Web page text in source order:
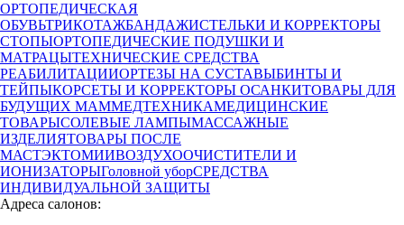
ОРТОПЕДИЧЕСКАЯ
ОБУВЬТРИКОТАЖБАНДАЖИСТЕЛЬКИ И КОРРЕКТОРЫ
СТОПЫОРТОПЕДИЧЕСКИЕ ПОДУШКИ И
МАТРАЦЫТЕХНИЧЕСКИЕ СРЕДСТВА
РЕАБИЛИТАЦИИОРТЕЗЫ НА СУСТАВЫБИНТЫ И
ТЕЙПЫКОРСЕТЫ И КОРРЕКТОРЫ ОСАНКИТОВАРЫ ДЛЯ
БУДУЩИХ МАММЕДТЕХНИКАМЕДИЦИНСКИЕ
ТОВАРЫСОЛЕВЫЕ ЛАМПЫМАССАЖНЫЕ
ИЗДЕЛИЯТОВАРЫ ПОСЛЕ
МАСТЭКТОМИИВОЗДУХООЧИСТИТЕЛИ И
ИОНИЗАТОРЫГоловной уборСРЕДСТВА
ИНДИВИДУАЛЬНОЙ ЗАЩИТЫ
Адреса салонов: